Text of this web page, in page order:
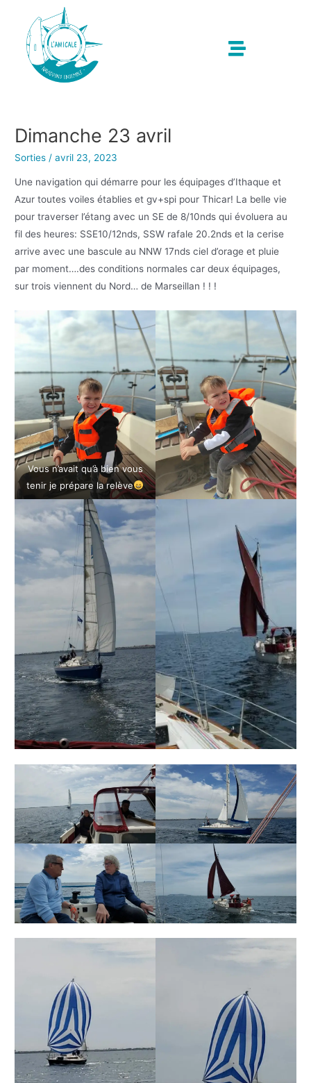
Dimanche 23 avril
Sorties /avril 23, 2023
Une navigation qui démarre pour les équipages d’Ithaque et
Azur toutes voiles établies et gv+spi pour Thicar! La belle vie
pour traverser l’étang avec un SE de 8/10nds qui évoluera au
fil des heures: SSE10/12nds, SSW rafale 20.2nds et la cerise
arrive avec une bascule au NNW 17nds ciel d’orage et pluie
par moment….des conditions normales car deux équipages,
sur trois viennent du Nord… de Marseillan ! ! !
Vous n’avait qu’à bien vous
tenir je prépare la relève